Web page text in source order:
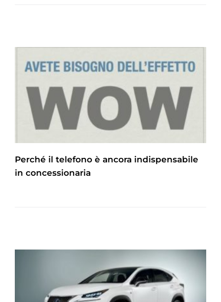
Perché il telefono è ancora indispensabile
in concessionaria